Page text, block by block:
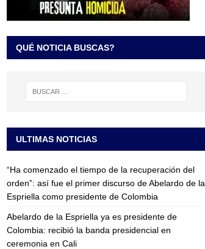
QUÉ NOTICIA BUSCAS?
ULTIMAS NOTICIAS
“Ha comenzado el tiempo de la recuperación del
orden”: así fue el primer discurso de Abelardo de la
Espriella como presidente de Colombia
Abelardo de la Espriella ya es presidente de
Colombia: recibió la banda presidencial en
ceremonia en Cali